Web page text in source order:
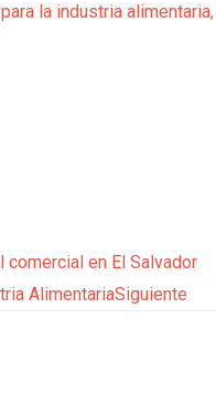
la industria alimentaria,
comercial en El Salvador
AlimentariaSiguiente